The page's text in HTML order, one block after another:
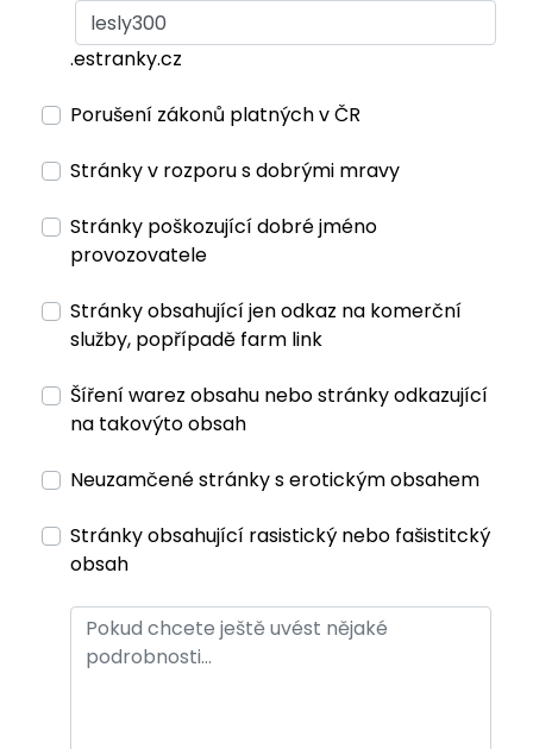
.estranky.cz
Porušení zákonů platných v ČR
Stránky v rozporu s dobrými mravy
Stránky poškozující dobré jméno
provozovatele
Stránky obsahující jen odkaz na komerční
služby, popřípadě farm link
Šíření warez obsahu nebo stránky odkazující
na takovýto obsah
Neuzamčené stránky s erotickým obsahem
Stránky obsahující rasistický nebo fašistitcký
obsah